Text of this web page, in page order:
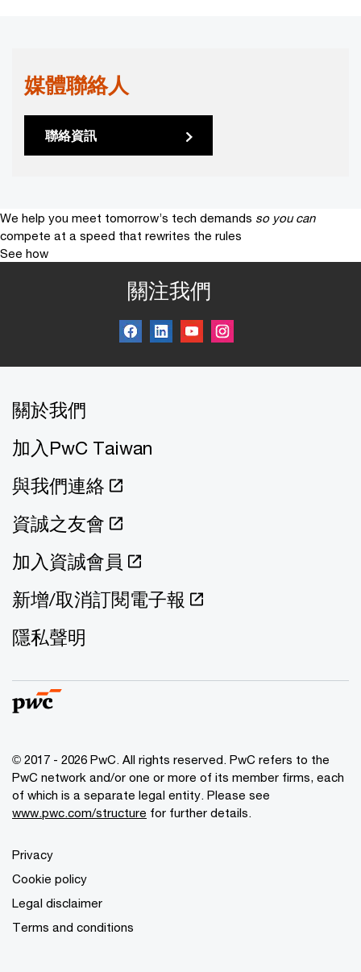
媒體聯絡人
聯絡資訊
We help you meet tomorrow’s tech demands so you can
compete at a speed that rewrites the rules
See how
關注我們
關於我們
加入PwC Taiwan
與我們連絡
資誠之友會
加入資誠會員
新增/取消訂閱電子報
隱私聲明
© 2017 - 2026 PwC. All rights reserved. PwC refers to the
PwC network and/or one or more of its member firms, each
of which is a separate legal entity. Please see
www.pwc.com/structure for further details.
Privacy
Cookie policy
Legal disclaimer
Terms and conditions